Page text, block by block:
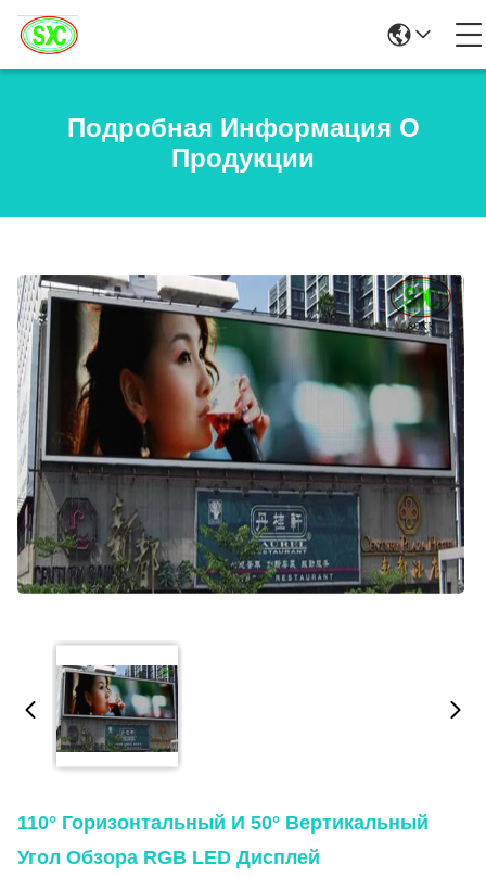
Подробная Информация О
Продукции
110° Горизонтальный И 50° Вертикальный
Угол Обзора RGB LED Дисплей